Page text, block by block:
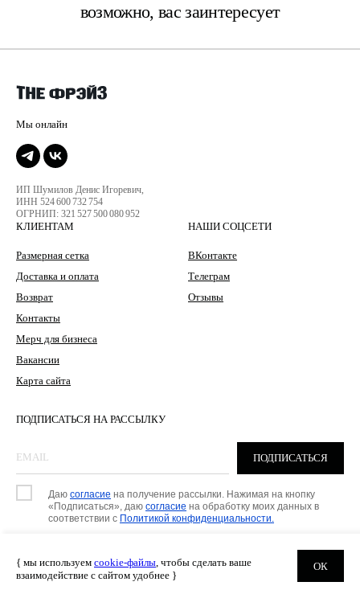
{ мы используем cookie-файлы, чтобы сделать ваше
взаимодействие с сайтом удобнее }
ОК
возможно, вас заинтересует
ИП Шумилов Денис Игоревич,
ИНН 524 600 732 754
ОГРНИП: 321 527 500 080 952
КЛИЕНТАМ
Размерная сетка
Доставка и оплата
Возврат
Контакты
Мерч для бизнеса
Вакансии
Карта сайта
НАШИ СОЦСЕТИ
ВКонтакте
Телеграм
Отзывы
ПОДПИСАТЬСЯ НА РАССЫЛКУ
Даю согласие на получение рассылки. Нажимая на кнопку
«Подписаться», даю согласие на обработку моих данных в
соответствии с Политикой конфиденциальности.
ПОДПИСАТЬСЯ
ОФЕРТА
ПОЛИТИКА КОНФИДЕНЦИАЛЬНОСТИ
РАЗРАБОТКА САЙТА